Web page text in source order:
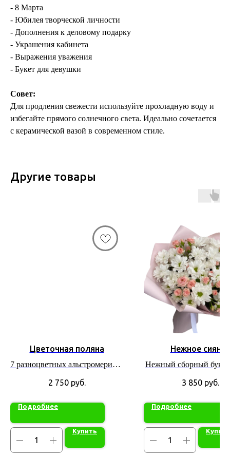
- 8 Марта
- Юбилея творческой личности
- Дополнения к деловому подарку
- Украшения кабинета
- Выражения уважения
- Букет для девушки
Совет:
Для продления свежести используйте прохладную воду и
избегайте прямого солнечного света. Идеально сочетается
с керамической вазой в современном стиле.
Другие товары
Цветочная поляна
7 разноцветных альстромерий в
плетенной корзине
2 750 руб.
Подробнее
Купить
Нежное сияние
Нежный сборный букет
3 850 руб.
Подробнее
Купить